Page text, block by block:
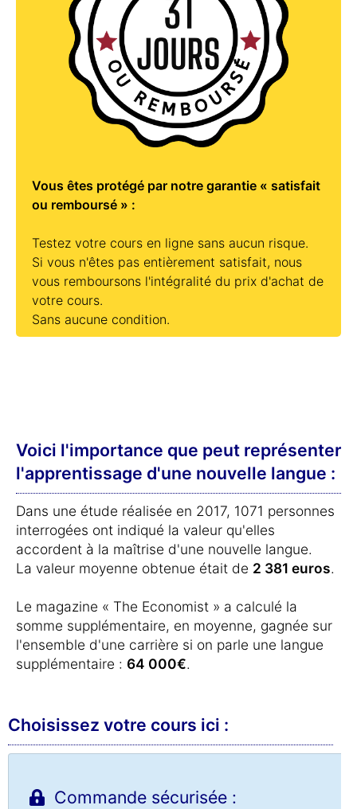
Vous êtes protégé par notre garantie « satisfait
ou remboursé » :
Testez votre cours en ligne sans aucun risque.
Si vous n'êtes pas entièrement satisfait, nous
vous remboursons l'intégralité du prix d'achat de
votre cours.
Sans aucune condition.
Voici l'importance que peut représenter
l'apprentissage d'une nouvelle langue :
Dans une étude réalisée en 2017, 1071 personnes
interrogées ont indiqué la valeur qu'elles
accordent à la maîtrise d'une nouvelle langue.
La valeur moyenne obtenue était de 2 381 euros.
Le magazine « The Economist » a calculé la
somme supplémentaire, en moyenne, gagnée sur
l'ensemble d'une carrière si on parle une langue
supplémentaire : 64 000€.
Choisissez votre cours ici :
Commande sécurisée :